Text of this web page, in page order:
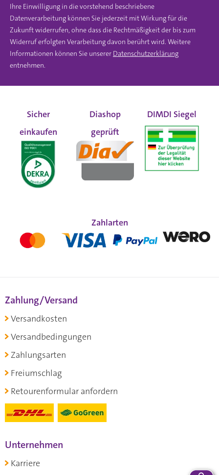
Ihre Einwilligung in die vorstehend beschriebene
Datenverarbeitung können Sie jederzeit mit Wirkung für die
Zukunft widerrufen, ohne dass die Rechtmäßigkeit der bis zum
Widerruf erfolgten Verarbeitung davon berührt wird. Weitere
Informationen können Sie unserer Datenschutzerklärung
entnehmen.
Sicher
einkaufen
Diashop
geprüft
DIMDI Siegel
Zahlarten
Zahlung/Versand
Versandkosten
Versandbedingungen
Zahlungsarten
Freiumschlag
Retourenformular anfordern
Unternehmen
Karriere